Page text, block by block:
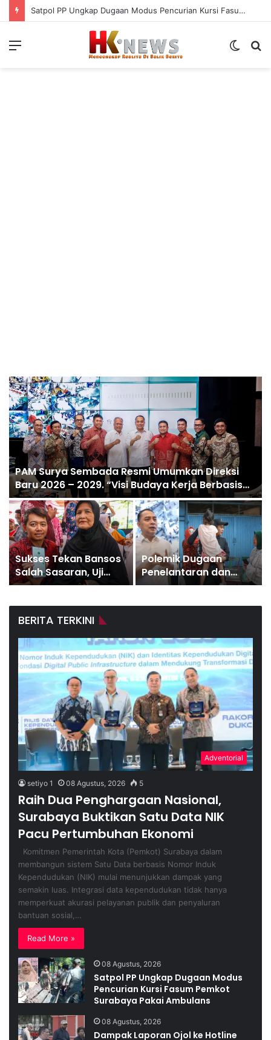
Satpol PP Ungkap Dugaan Modus Pencurian Kursi Fasum Pemkot Surabaya Pakai Ambulans
Menu
Switch
Raih Dua Penghargaan Nasional, Surabaya
Buktikan Satu Data NIK Pacu Pertumbuhan
Ekonomi
Pemkot Surabaya
Tetapkan Tiga Direksi
Baru PDAM Surya
Perkuat Layanan dan
Kinerja
SGE 2026 Dibuka, Wali
Kota Eri Dorong UMKM
Surabaya Tembus
BERITA TERKINI
Adventorial
setiyo 1 08 Agustus, 2026 5
Raih Dua Penghargaan Nasional,
Surabaya Buktikan Satu Data NIK
Pacu Pertumbuhan Ekonomi
Komitmen Pemerintah Kota (Pemkot) Surabaya dalam
membangun sistem Satu Data berbasis Nomor Induk
Kependudukan (NIK) mulai menunjukkan dampak yang
semakin luas. Integrasi data kependudukan tidak hanya
memperkuat akurasi pelayanan publik dan penyaluran
bantuan sosial,…
Read More »
08 Agustus, 2026
Satpol PP Ungkap Dugaan Modus
Pencurian Kursi Fasum Pemkot
Surabaya Pakai Ambulans
08 Agustus, 2026
Dampak Laporan Ojol ke Hotline